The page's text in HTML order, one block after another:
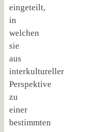
eingeteilt,
in
welchen
sie
aus
interkultureller
Perspektive
zu
einer
bestimmten